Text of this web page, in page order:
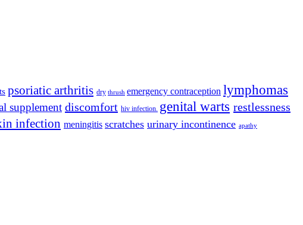
psoriatic arthritis dry thrush emergency contraception lymphomas
supplement discomfort hiv infection. genital warts restlessness
infection meningitis scratches urinary incontinence apathy